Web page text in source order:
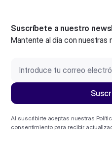
Suscríbete a nuestro
Mantente al día con nuestras
Al suscribirte aceptas nuestras
consentimiento para recibir